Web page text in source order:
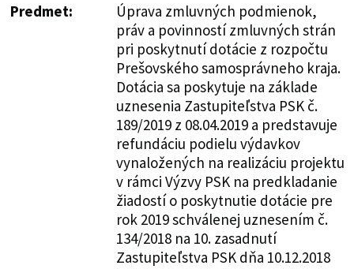
Predmet:
Úprava zmluvných podmienok,
práv a povinností zmluvných strán
pri poskytnutí dotácie z rozpočtu
Prešovského samosprávneho kraja.
Dotácia sa poskytuje na základe
uznesenia Zastupiteľstva PSK č.
189/2019 z 08.04.2019 a predstavuje
refundáciu podielu výdavkov
vynaložených na realizáciu projektu
v rámci Výzvy PSK na predkladanie
žiadostí o poskytnutie dotácie pre
rok 2019 schválenej uznesením č.
134/2018 na 10. zasadnutí
Zastupiteľstva PSK dňa 10.12.2018